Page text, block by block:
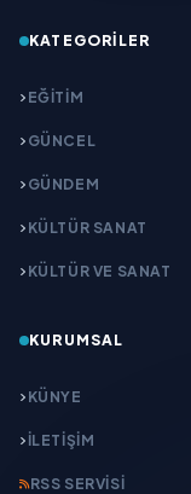
KATEGORILER
EĞITIM
GÜNCEL
GÜNDEM
KÜLTÜR SANAT
KÜLTÜR VE SANAT
KURUMSAL
KÜNYE
İLETIŞIM
RSS SERVISI